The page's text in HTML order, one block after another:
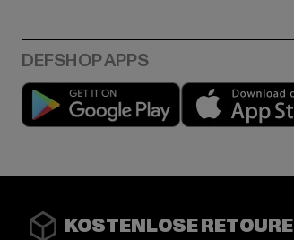
Play market
KOSTENLOSE RETOURE